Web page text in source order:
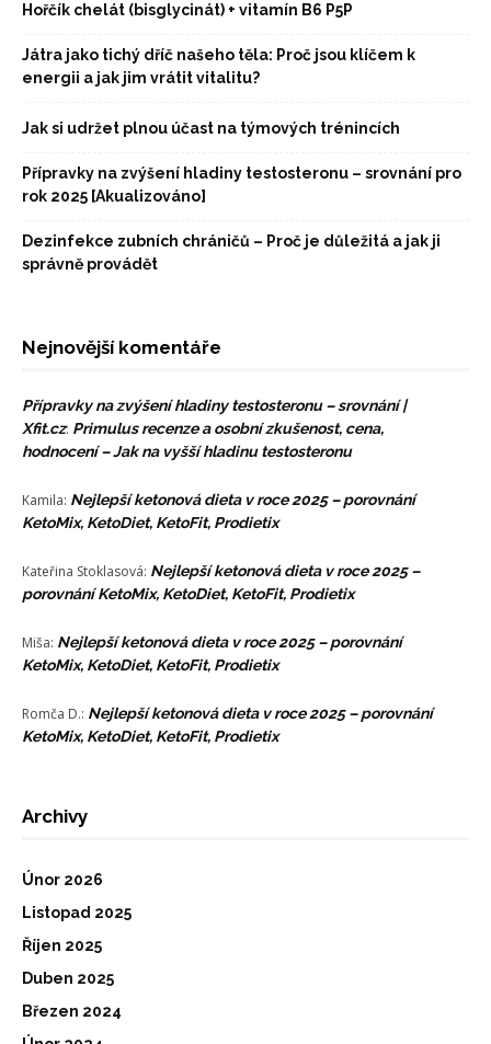
Hořčík chelát (bisglycinát) + vitamín B6 P5P
Játra jako tichý dříč našeho těla: Proč jsou klíčem k
energii a jak jim vrátit vitalitu?
Jak si udržet plnou účast na týmových trénincích
Přípravky na zvýšení hladiny testosteronu – srovnání pro
rok 2025 [Akualizováno]
Dezinfekce zubních chráničů – Proč je důležitá a jak ji
správně provádět
Nejnovější komentáře
Přípravky na zvýšení hladiny testosteronu – srovnání |
Xfit.cz: Primulus recenze a osobní zkušenost, cena,
hodnocení – Jak na vyšší hladinu testosteronu
Kamila: Nejlepší ketonová dieta v roce 2025 – porovnání
KetoMix, KetoDiet, KetoFit, Prodietix
Kateřina Stoklasová: Nejlepší ketonová dieta v roce 2025 –
porovnání KetoMix, KetoDiet, KetoFit, Prodietix
Miša: Nejlepší ketonová dieta v roce 2025 – porovnání
KetoMix, KetoDiet, KetoFit, Prodietix
Romča D.: Nejlepší ketonová dieta v roce 2025 – porovnání
KetoMix, KetoDiet, KetoFit, Prodietix
Archivy
Únor 2026
Listopad 2025
Říjen 2025
Duben 2025
Březen 2024